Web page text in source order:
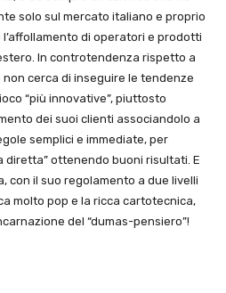
solo sul mercato italiano e proprio
di operatori e prodotti
In controtendenza rispetto a
cerca di inseguire le tendenze
“più innovative”, piuttosto
dei suoi clienti associandolo a
semplici e immediate, per
diretta” ottenendo buoni risultati. E
con il suo regolamento a due livelli
molto pop e la ricca cartotecnica,
del “dumas-pensiero”!